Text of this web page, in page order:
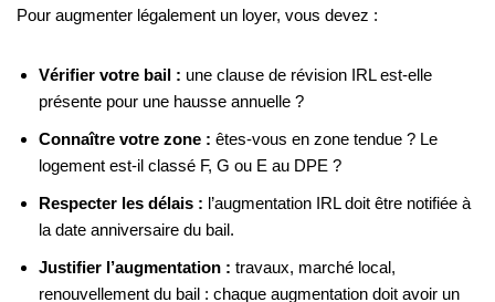
Pour augmenter légalement un loyer, vous devez :
Vérifier votre bail : une clause de révision IRL est-elle
présente pour une hausse annuelle ?
Connaître votre zone : êtes-vous en zone tendue ? Le
logement est-il classé F, G ou E au DPE ?
Respecter les délais : l’augmentation IRL doit être notifiée à
la date anniversaire du bail.
Justifier l’augmentation : travaux, marché local,
renouvellement du bail : chaque augmentation doit avoir un